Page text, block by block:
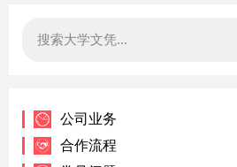
公司业务
合作流程